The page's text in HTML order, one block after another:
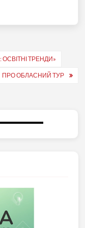
ТРЕНДИ»
ПРО ОБЛАСНИЙ ТУР